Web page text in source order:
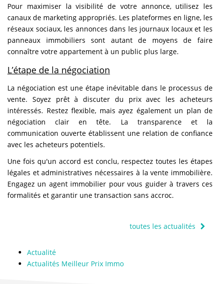
Pour maximiser la visibilité de votre annonce, utilisez les
canaux de marketing appropriés. Les plateformes en ligne, les
réseaux sociaux, les annonces dans les journaux locaux et les
panneaux immobiliers sont autant de moyens de faire
connaître votre appartement à un public plus large.
L’étape de la négociation
La négociation est une étape inévitable dans le processus de
vente. Soyez prêt à discuter du prix avec les acheteurs
intéressés. Restez flexible, mais ayez également un plan de
négociation clair en tête. La transparence et la
communication ouverte établissent une relation de confiance
avec les acheteurs potentiels.
Une fois qu'un accord est conclu, respectez toutes les étapes
légales et administratives nécessaires à la vente immobilière.
Engagez un agent immobilier pour vous guider à travers ces
formalités et garantir une transaction sans accroc.
toutes les actualités
Actualité
Actualités Meilleur Prix Immo